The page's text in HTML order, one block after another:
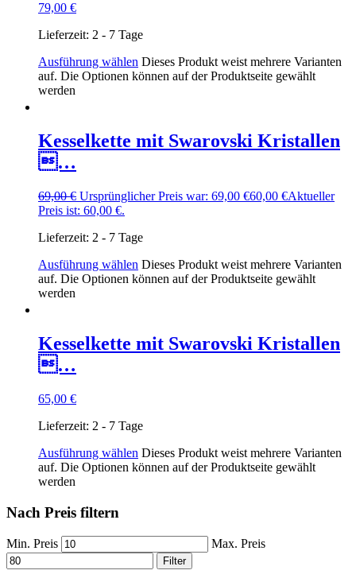
79,00 €
Lieferzeit: 2 - 7 Tage
Ausführung wählen Dieses Produkt weist mehrere Varianten
auf. Die Optionen können auf der Produktseite gewählt
werden
Kesselkette mit Swarovski Kristallen
…
69,00€ Ursprünglicher Preis war: 69,00 €60,00 €Aktueller
Preis ist: 60,00 €.
Lieferzeit: 2 - 7 Tage
Ausführung wählen Dieses Produkt weist mehrere Varianten
auf. Die Optionen können auf der Produktseite gewählt
werden
Kesselkette mit Swarovski Kristallen
…
65,00 €
Lieferzeit: 2 - 7 Tage
Ausführung wählen Dieses Produkt weist mehrere Varianten
auf. Die Optionen können auf der Produktseite gewählt
werden
Nach Preis filtern
Min. Preis Max. Preis
Filter